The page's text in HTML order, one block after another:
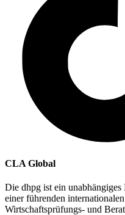
CLA Global
Die dhpg ist ein
einer führenden
Wirtschaftsprüfungs- und